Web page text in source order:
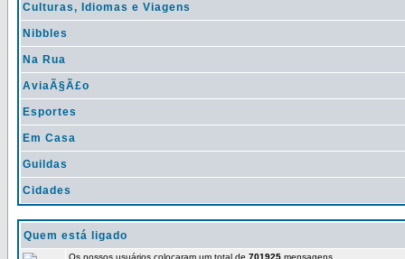
Culturas, Idiomas e Viagens
Nibbles
Na Rua
AviaÃ§Ã£o
Esportes
Em Casa
Guildas
Cidades
Quem está ligado
Os nossos usuários colocaram um total de 701925 mensagens